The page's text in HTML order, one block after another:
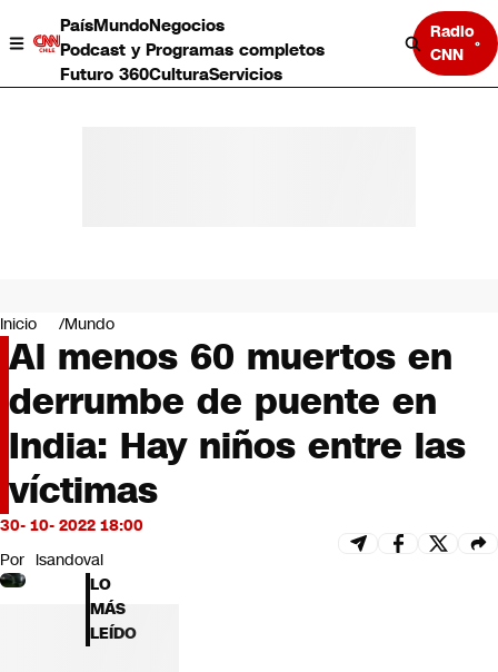
PaísMundoNegocios
Podcast y Programas completos
Futuro 360CulturaServicios
Radio
CNN
Negocios
Deportes
Programas completos
Cultura
Servicios
Bits
CNN Data
CNN tiempo
Futuro 360
Inicio Mundo
Al menos 60 muertos en
derrumbe de puente en
India: Hay niños entre las
víctimas
30- 10- 2022 18:00
Por lsandoval
LO
MÁS
LEÍDO